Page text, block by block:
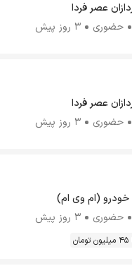
عصر فردا
حضوری 3 روز پیش
عصر فردا
حضوری 3 روز پیش
خودرو (ام وی ام)
حضوری 3 روز پیش